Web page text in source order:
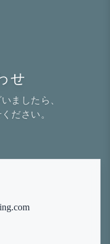
せ
ましたら、
ださい。